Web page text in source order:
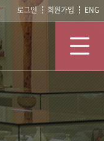
로그인 회원가입 ENG